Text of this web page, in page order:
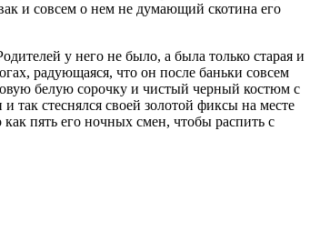
и совсем о нем не думающий скотина его
у него не было, а была только старая и
радующаяся, что он после баньки совсем
белую сорочку и чистый черный костюм с
так стеснялся своей золотой фиксы на месте
пять его ночных смен, чтобы распить с